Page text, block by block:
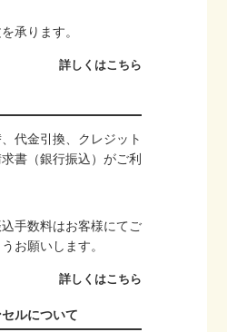
承ります。
詳しくはこちら
代金引換、クレジット
書（銀行振込）がご利
手数料はお客様にてご
お願いします。
詳しくはこちら
ルについて